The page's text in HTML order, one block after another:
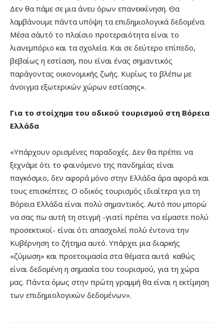
Δεν θα πάμε σε μια άνευ όρων επανεκκίνηση. Θα
λαμβάνουμε πάντα υπόψη τα επιδημιολογικά δεδομένα.
Μέσα σ΄αυτό το πλαίσιο προτεραιότητα είναι το
λιανεμπόριο και τα σχολεία. Και σε δεύτερο επίπεδο,
βεβαίως η εστίαση, που είναι ένας σημαντικός
παράγοντας οικονομικής ζωής. Κυρίως το βλέπω με
άνοιγμα εξωτερικών χώρων εστίασης».
Για το στοίχημα του οδικού τουρισμού στη Βόρεια
Ελλάδα
«Υπάρχουν ορισμένες παραδοχές. Δεν θα πρέπει να
ξεχνάμε ότι το φαινόμενο της πανδημίας είναι
παγκόσμιο, δεν αφορά μόνο στην Ελλάδα άρα αφορά και
τους επισκέπτες. Ο οδικός τουρισμός ιδιαίτερα για τη
Βόρεια Ελλάδα είναι πολύ σημαντικός. Αυτό που μπορώ
να σας πω αυτή τη στιγμή -γιατί πρέπει να είμαστε πολύ
προσεκτικοί- είναι ότι απασχολεί πολύ έντονα την
Κυβέρνηση το ζήτημα αυτό. Υπάρχει μια διαρκής
«ζύμωση» και προετοιμασία στα θέματα αυτά καθώς
είναι δεδομένη η σημασία του τουρισμού, για τη χώρα
μας. Πάντα όμως στην πρώτη γραμμή θα είναι η εκτίμηση
των επιδημιολογικών δεδομένων».